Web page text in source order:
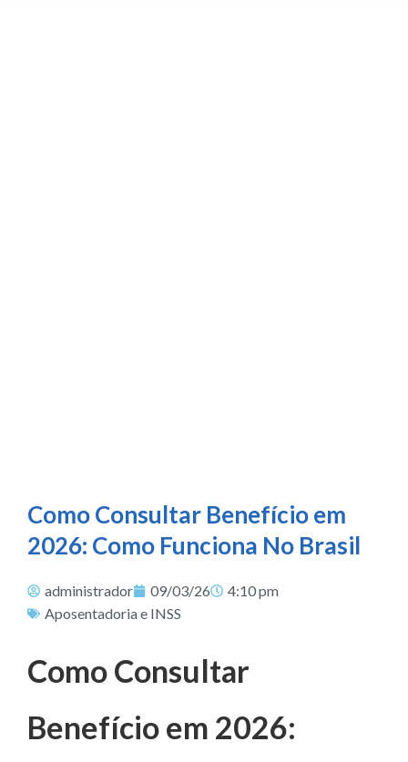
Como Consultar Benefício em
2026: Como Funciona No Brasil
administrador 09/03/26
4:10 pm
Aposentadoria e INSS
Como Consultar
Benefício em 2026: